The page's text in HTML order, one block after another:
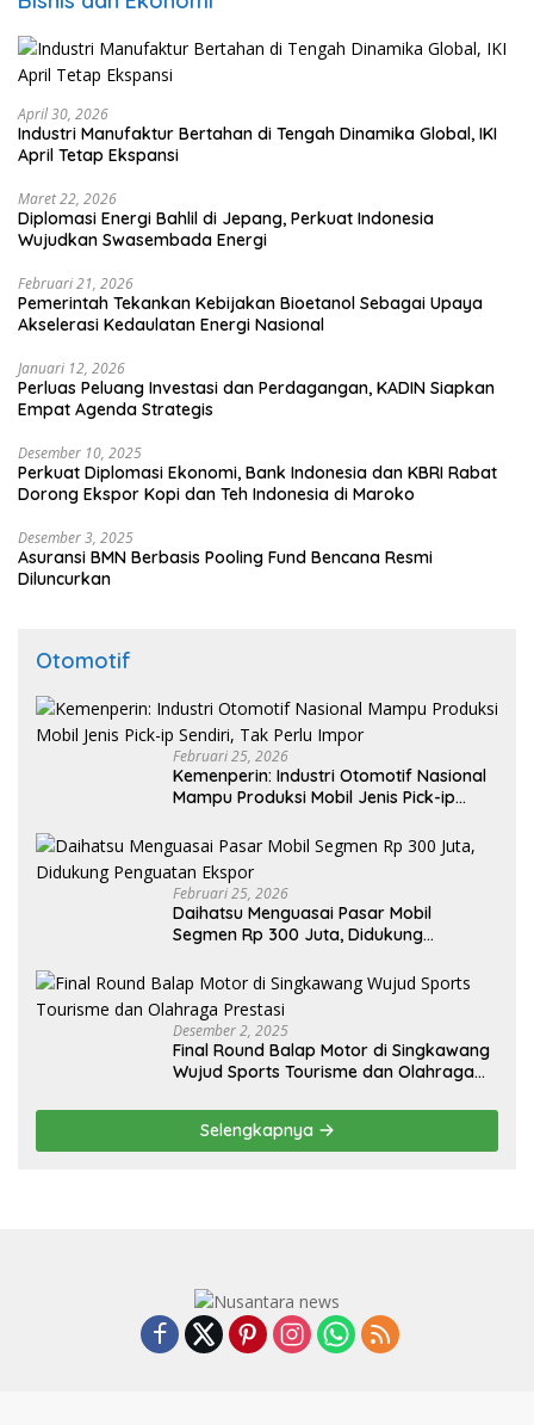
April 30, 2026
Industri Manufaktur Bertahan di Tengah Dinamika Global, IKI
April Tetap Ekspansi
Maret 22, 2026
Diplomasi Energi Bahlil di Jepang, Perkuat Indonesia
Wujudkan Swasembada Energi
Februari 21, 2026
Pemerintah Tekankan Kebijakan Bioetanol Sebagai Upaya
Akselerasi Kedaulatan Energi Nasional
Januari 12, 2026
Perluas Peluang Investasi dan Perdagangan, KADIN Siapkan
Empat Agenda Strategis
Desember 10, 2025
Perkuat Diplomasi Ekonomi, Bank Indonesia dan KBRI Rabat
Dorong Ekspor Kopi dan Teh Indonesia di Maroko
Desember 3, 2025
Asuransi BMN Berbasis Pooling Fund Bencana Resmi
Diluncurkan
Otomotif
Februari 25, 2026
Kemenperin: Industri Otomotif Nasional
Mampu Produksi Mobil Jenis Pick-ip
Februari 25, 2026
Daihatsu Menguasai Pasar Mobil
Segmen Rp 300 Juta, Didukung
Desember 2, 2025
Final Round Balap Motor di Singkawang
Wujud Sports Tourisme dan Olahraga
Selengkapnya